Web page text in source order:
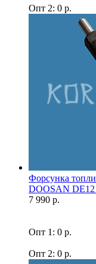
Опт 2: 0 р.
Форсунка
DOOSAN
7 990 р.
Опт 1: 0 р.
Опт 2: 0 р.